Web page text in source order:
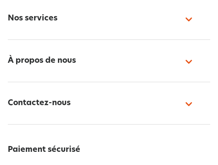
Nos services
À propos de nous
Contactez-nous
Paiement sécurisé